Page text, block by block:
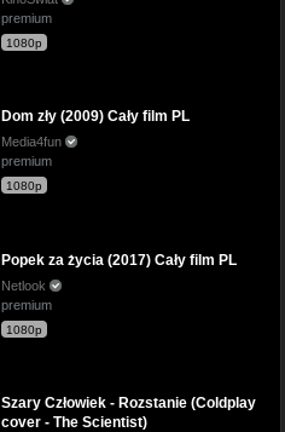
premium
1080p
Dom zły (2009) Cały film PL
Media4fun
premium
1080p
Popek za życia (2017) Cały film PL
Netlook
premium
1080p
Szary Człowiek - Rozstanie (Coldplay
cover - The Scientist)